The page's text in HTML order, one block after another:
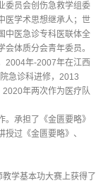
委员会创伤急救学组委
医学术思想继承人；世
中医急诊专科医联体全
体质分会青年委员。
2004年-2007年在江西
急诊科进修，2013
年两次作为医疗队
承担了《金匮要略》
过《金匮要略》、
学基本功大赛上获得了